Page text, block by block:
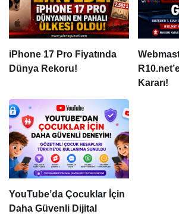
iPhone 17 Pro Fiyatında
Dünya Rekoru!
Kararı!
YouTube’da Çocuklar İçin
Daha Güvenli Dijital